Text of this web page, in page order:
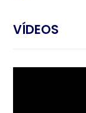
VÍDEOS